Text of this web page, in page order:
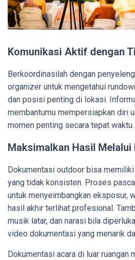
Komunikasi Aktif dengan
Berkoordinasilah dengan
organizer untuk mengetahui
dan posisi penting di lokasi.
membantumu mempersiapkan diri
momen penting secara tepat waktu.
Maksimalkan Hasil Melalui
Dokumentasi outdoor bisa
yang tidak konsisten. Proses
untuk menyeimbangkan eksposur,
hasil akhir terlihat profesional.
musik latar, dan narasi bila
video dokumentasi yang menarik
Dokumentasi acara di luar ruangan